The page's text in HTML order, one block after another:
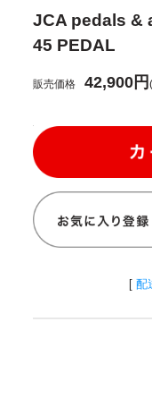
JCA pedals &
45 PEDAL
販売価格 42,900円
[ 配